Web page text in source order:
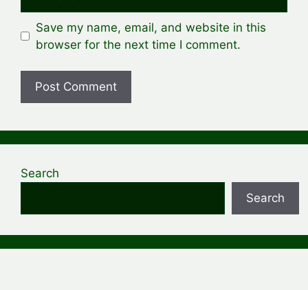
Save my name, email, and website in this
browser for the next time I comment.
Search
Search